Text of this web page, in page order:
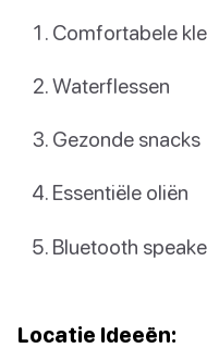
Comfortabele
Waterflessen
Gezonde snacks
Essentiële oliën
Bluetooth
Locatie Ideeën: